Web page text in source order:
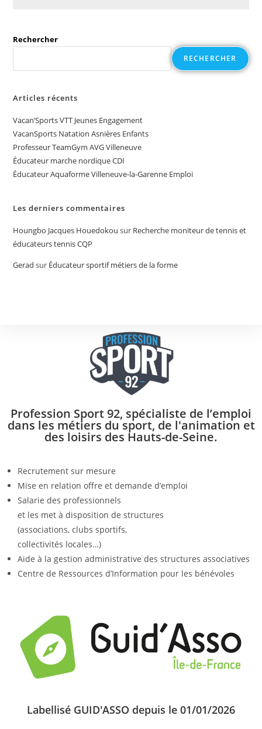
Rechercher
RECHERCHER
Articles récents
Vacan’Sports VTT Jeunes Engagement
VacanSports Natation Asnières Enfants
Professeur TeamGym AVG Villeneuve
Éducateur marche nordique CDI
Éducateur Aquaforme Villeneuve-la-Garenne Emploi
Les derniers commentaires
Houngbo Jacques Houedokou sur Recherche moniteur de tennis et
éducateurs tennis CQP
Gerad sur Éducateur sportif métiers de la forme
Profession Sport 92, spécialiste de l’emploi
dans les métiers du sport, de l'animation et
des loisirs des Hauts-de-Seine.
Recrutement sur mesure
Mise en relation offre et demande d’emploi
Salarie des professionnels
et les met à disposition de structures
(associations, clubs sportifs,
collectivités locales…)
Aide à la gestion administrative des structures associatives
Centre de Ressources d’Information pour les bénévoles
Labellisé GUID'ASSO depuis le 01/01/2026